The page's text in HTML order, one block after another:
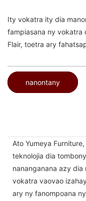
Ity vokatra ity dia
fampiasana ny vokatra
Flair, toetra ary
nanontany
Ato Yumeya
teknolojia dia
nananganana azy
vokatra vaovao
ary ny fanompoana